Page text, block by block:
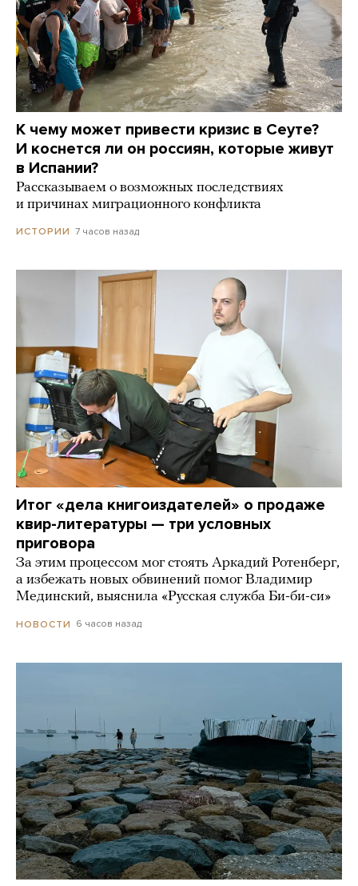
К чему может привести кризис в Сеуте?
И коснется ли он россиян, которые живут
в Испании?
Рассказываем о возможных последствиях
и причинах миграционного конфликта
ИСТОРИИ 7 часов назад
Итог «дела книгоиздателей» о продаже
квир-литературы — три условных
приговора
За этим процессом мог стоять Аркадий Ротенберг,
а избежать новых обвинений помог Владимир
Мединский, выяснила «Русская служба Би-би-си»
НОВОСТИ 6 часов назад